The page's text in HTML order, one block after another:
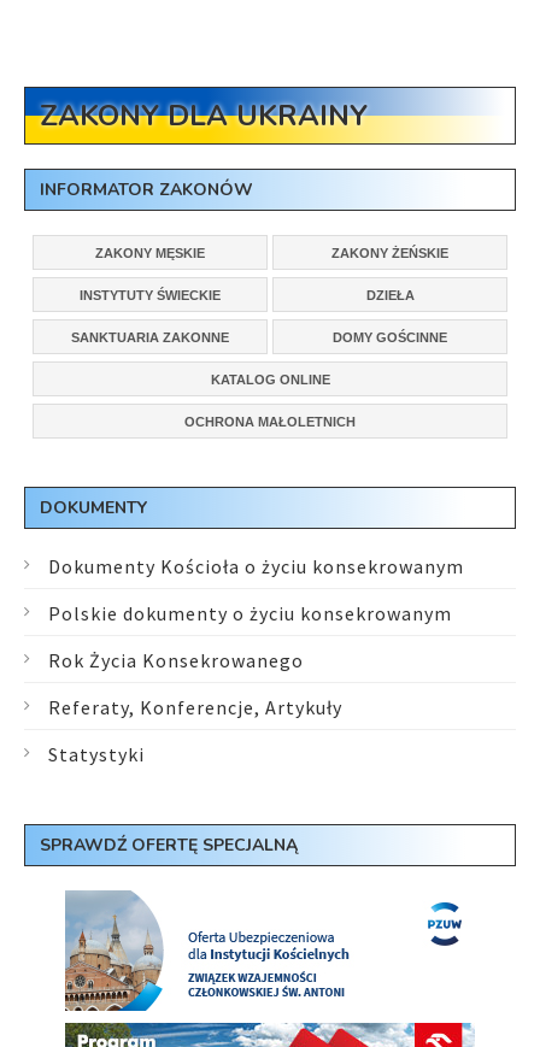
ZAKONY DLA UKRAINY
INFORMATOR ZAKONÓW
ZAKONY MĘSKIE ZAKONY ŻEŃSKIE
INSTYTUTY ŚWIECKIE DZIEŁA
SANKTUARIA ZAKONNE DOMY GOŚCINNE
KATALOG ONLINE
OCHRONA MAŁOLETNICH
DOKUMENTY
Dokumenty Kościoła o życiu konsekrowanym
Polskie dokumenty o życiu konsekrowanym
Rok Życia Konsekrowanego
Referaty, Konferencje, Artykuły
Statystyki
SPRAWDŹ OFERTĘ SPECJALNĄ